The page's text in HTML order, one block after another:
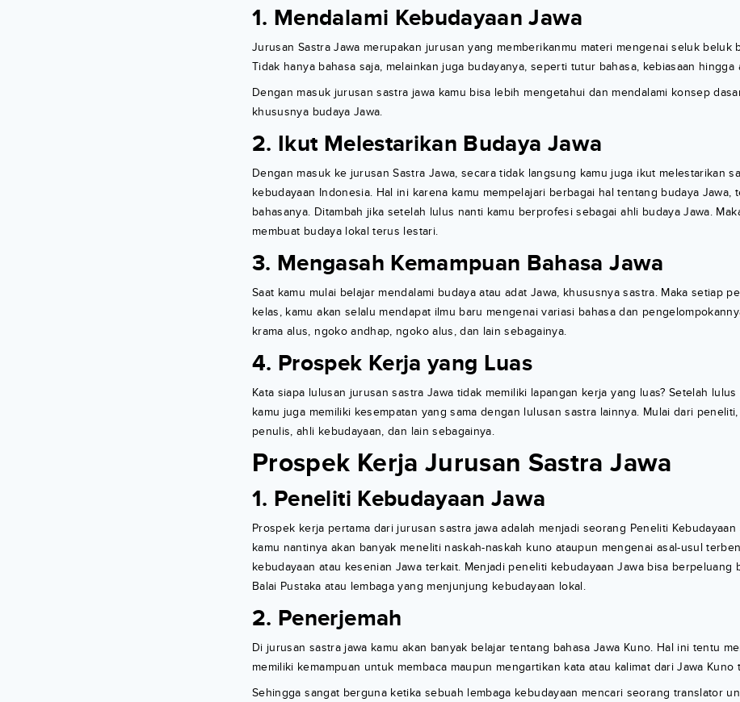
1. Mendalami Kebudayaan Jawa
Jurusan Sastra Jawa merupakan jurusan yang memberikanmu materi mengenai seluk beluk
Tidak hanya bahasa saja, melainkan juga budayanya, seperti tutur bahasa, kebiasaan hingga
Dengan masuk jurusan sastra jawa kamu bisa lebih mengetahui dan mendalami konsep
khususnya budaya Jawa.
2. Ikut Melestarikan Budaya Jawa
Dengan masuk ke jurusan Sastra Jawa, secara tidak langsung kamu juga ikut melestarikan
kebudayaan Indonesia. Hal ini karena kamu mempelajari berbagai hal tentang budaya Jawa,
bahasanya. Ditambah jika setelah lulus nanti kamu berprofesi sebagai ahli budaya Jawa.
membuat budaya lokal terus lestari.
3. Mengasah Kemampuan Bahasa Jawa
Saat kamu mulai belajar mendalami budaya atau adat Jawa, khususnya sastra. Maka setiap
kelas, kamu akan selalu mendapat ilmu baru mengenai variasi bahasa dan
krama alus, ngoko andhap, ngoko alus, dan lain sebagainya.
4. Prospek Kerja yang Luas
Kata siapa lulusan jurusan sastra Jawa tidak memiliki lapangan kerja yang luas? Setelah
kamu juga memiliki kesempatan yang sama dengan lulusan sastra lainnya. Mulai dari
penulis, ahli kebudayaan, dan lain sebagainya.
Prospek Kerja Jurusan Sastra Jawa
1. Peneliti Kebudayaan Jawa
Prospek kerja pertama dari jurusan sastra jawa adalah menjadi seorang Peneliti Kebudayaan
kamu nantinya akan banyak meneliti naskah-naskah kuno ataupun mengenai asal-usul
kebudayaan atau kesenian Jawa terkait. Menjadi peneliti kebudayaan Jawa bisa berpeluang
Balai Pustaka atau lembaga yang menjunjung kebudayaan lokal.
2. Penerjemah
Di jurusan sastra jawa kamu akan banyak belajar tentang bahasa Jawa Kuno. Hal ini tentu
memiliki kemampuan untuk membaca maupun mengartikan kata atau kalimat dari Jawa Kuno
Sehingga sangat berguna ketika sebuah lembaga kebudayaan mencari seorang translator